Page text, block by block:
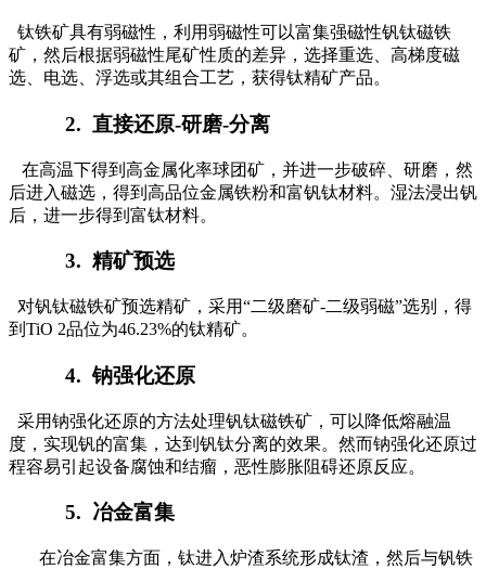
钛铁矿具有弱磁性，利用弱磁性可以富集强磁性钒钛磁铁
矿，然后根据弱磁性尾矿性质的差异，选择重选、高梯度磁
选、电选、浮选或其组合工艺，获得钛精矿产品。
2. 直接还原-研磨-分离
在高温下得到高金属化率球团矿，并进一步破碎、研磨，然
后进入磁选，得到高品位金属铁粉和富钒钛材料。湿法浸出钒
后，进一步得到富钛材料。
3. 精矿预选
对钒钛磁铁矿预选精矿，采用“二级磨矿-二级弱磁”选别，得
到TiO 2品位为46.23%的钛精矿。
4. 钠强化还原
采用钠强化还原的方法处理钒钛磁铁矿，可以降低熔融温
度，实现钒的富集，达到钒钛分离的效果。然而钠强化还原过
程容易引起设备腐蚀和结瘤，恶性膨胀阻碍还原反应。
5. 冶金富集
在冶金富集方面，钛进入炉渣系统形成钛渣，然后与钒铁